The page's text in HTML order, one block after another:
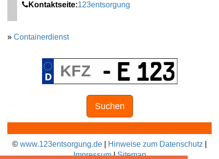
Kontaktseite:123entsorgung
» Containerdienst
Suchen
© www.123entsorgung.de Hinweise zum Datenschutz
Impressum|Sitemap